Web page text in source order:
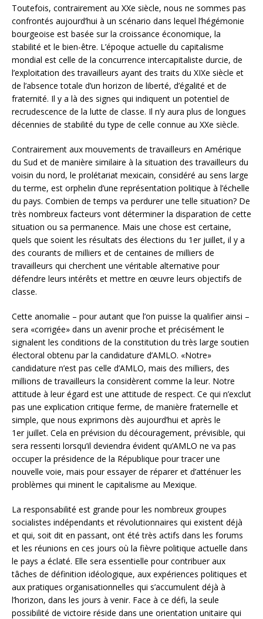
Toutefois, contrairement au XXe siècle, nous ne sommes pas
confrontés aujourd’hui à un scénario dans lequel l’hégémonie
bourgeoise est basée sur la croissance économique, la
stabilité et le bien-être. L’époque actuelle du capitalisme
mondial est celle de la concurrence intercapitaliste durcie, de
l’exploitation des travailleurs ayant des traits du XIXe siècle et
de l’absence totale d’un horizon de liberté, d’égalité et de
fraternité. Il y a là des signes qui indiquent un potentiel de
recrudescence de la lutte de classe. Il n’y aura plus de longues
décennies de stabilité du type de celle connue au XXe siècle.
Contrairement aux mouvements de travailleurs en Amérique
du Sud et de manière similaire à la situation des travailleurs du
voisin du nord, le prolétariat mexicain, considéré au sens large
du terme, est orphelin d’une représentation politique à l’échelle
du pays. Combien de temps va perdurer une telle situation? De
très nombreux facteurs vont déterminer la disparation de cette
situation ou sa permanence. Mais une chose est certaine,
quels que soient les résultats des élections du 1er juillet, il y a
des courants de milliers et de centaines de milliers de
travailleurs qui cherchent une véritable alternative pour
défendre leurs intérêts et mettre en œuvre leurs objectifs de
classe.
Cette anomalie – pour autant que l’on puisse la qualifier ainsi –
sera «corrigée» dans un avenir proche et précisément le
signalent les conditions de la constitution du très large soutien
électoral obtenu par la candidature d’AMLO. «Notre»
candidature n’est pas celle d’AMLO, mais des milliers, des
millions de travailleurs la considèrent comme la leur. Notre
attitude à leur égard est une attitude de respect. Ce qui n’exclut
pas une explication critique ferme, de manière fraternelle et
simple, que nous exprimons dès aujourd’hui et après le
1er juillet. Cela en prévision du découragement, prévisible, qui
sera ressenti lorsqu’il deviendra évident qu’AMLO ne va pas
occuper la présidence de la République pour tracer une
nouvelle voie, mais pour essayer de réparer et d’atténuer les
problèmes qui minent le capitalisme au Mexique.
La responsabilité est grande pour les nombreux groupes
socialistes indépendants et révolutionnaires qui existent déjà
et qui, soit dit en passant, ont été très actifs dans les forums
et les réunions en ces jours où la fièvre politique actuelle dans
le pays a éclaté. Elle sera essentielle pour contribuer aux
tâches de définition idéologique, aux expériences politiques et
aux pratiques organisationnelles qui s’accumulent déjà à
l’horizon, dans les jours à venir. Face à ce défi, la seule
possibilité de victoire réside dans une orientation unitaire qui